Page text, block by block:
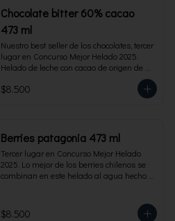
Chocolate bitter 60% cacao
473 ml
Nuestro best seller de los chocolates, tercer
lugar en Concurso Mejor Helado 2025.
Helado de leche con cacao de origen de
intensidad al 60%. Envase familiar 473 ml,
rinde 4  porciones.
$8.500
Berries patagonia 473 ml
Tercer lugar en Concurso Mejor Helado
2025. Lo mejor de los berries chilenos se
combinan en este helado al agua hecho
473 ml. Rinde 4 porciones.
$8.500